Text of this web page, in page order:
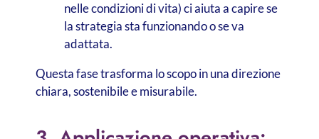
nelle condizioni di vita) ci aiuta a capire se
la strategia sta funzionando o se va
adattata.
Questa fase trasforma lo scopo in una direzione
chiara, sostenibile e misurabile.